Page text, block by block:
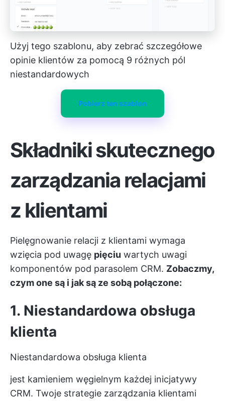
Użyj tego szablonu, aby zebrać szczegółowe
opinie klientów za pomocą 9 różnych pól
niestandardowych
Pobierz ten szablon
Składniki skutecznego
zarządzania relacjami
z klientami
Pielęgnowanie relacji z klientami wymaga
wzięcia pod uwagę pięciu wartych uwagi
komponentów pod parasolem CRM. Zobaczmy,
czym one są i jak są ze sobą połączone:
1. Niestandardowa obsługa
klienta
Niestandardowa obsługa klienta
jest kamieniem węgielnym każdej inicjatywy
CRM. Twoje strategie zarządzania klientami